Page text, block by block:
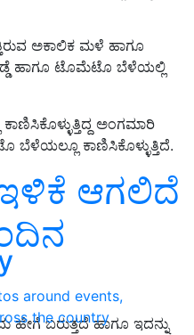
around events,
the country
ಅಕಾಲಿಕ ಮಳೆ ಹಾಗೂ
ಹಾಗೂ ಟೊಮೆಟೊ ಬೆಳೆಯಲ್ಲಿ
ಅಂಗಮಾರಿ
ಬೆಳೆಯಲ್ಲೂ ಕಾಣಿಸಿಕೊಳ್ಳುತ್ತಿದೆ.
ಆಗಲಿದೆ
ಬರುತ್ತದೆ ಹಾಗೂ ಇದನ್ನು